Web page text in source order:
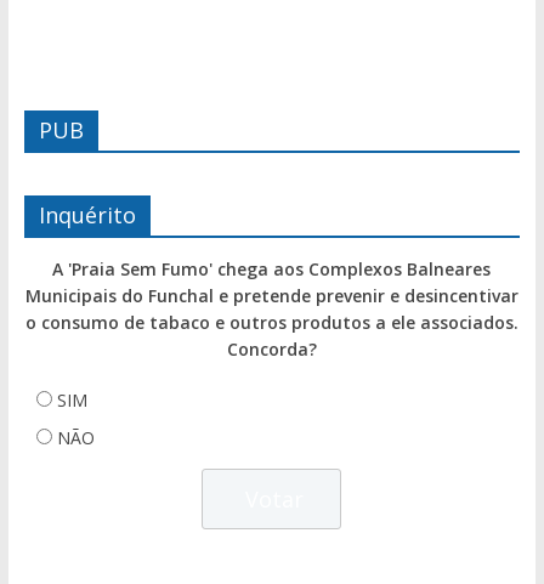
PUB
Inquérito
A 'Praia Sem Fumo' chega aos Complexos Balneares
Municipais do Funchal e pretende prevenir e desincentivar
o consumo de tabaco e outros produtos a ele associados.
Concorda?
SIM
NÃO